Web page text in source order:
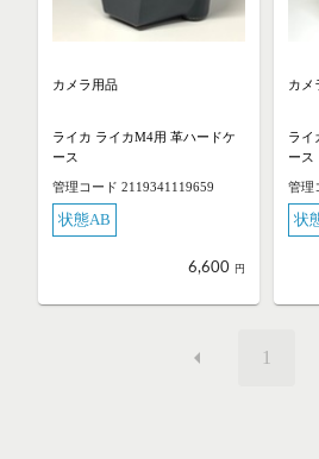
カメラ用品
ライカ ライカM4用 革ハードケ
ース
管理コード 2119341119659
状態AB
6,600 円
カメ
ライ
ース
管理
状
1